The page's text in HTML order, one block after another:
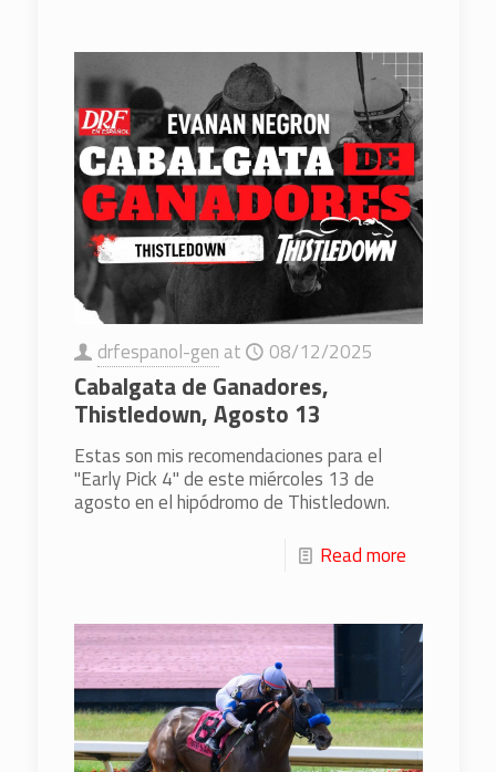
drfespanol-gen at 08/12/2025
Cabalgata de Ganadores,
Thistledown, Agosto 13
Estas son mis recomendaciones para el
"Early Pick 4" de este miércoles 13 de
agosto en el hipódromo de Thistledown.
Read more